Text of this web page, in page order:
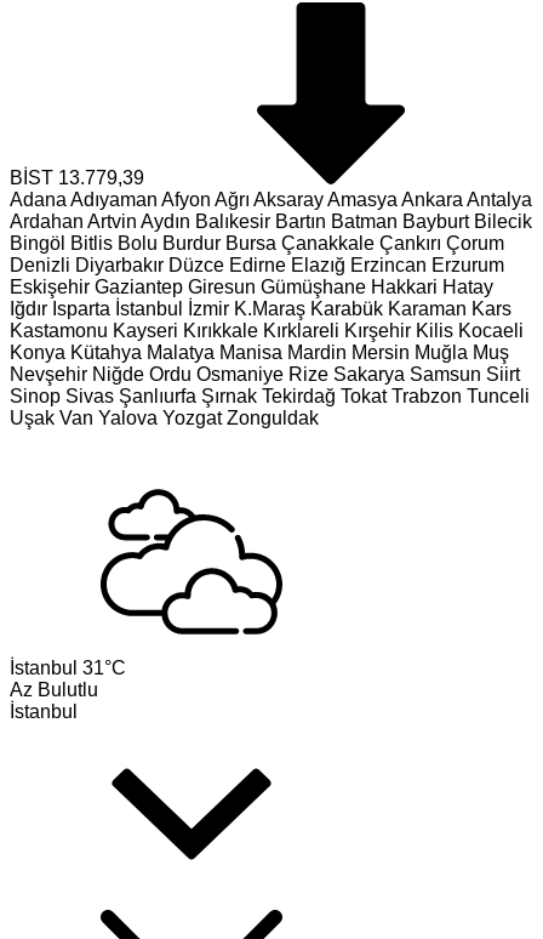
BİST 13.779,39
Adana Adıyaman Afyon Ağrı AksarayAmasya Ankara Antalya
Ardahan Artvin Aydın Balıkesir Bartın Batman Bayburt Bilecik
Bingöl Bitlis Bolu Burdur Bursa Çanakkale Çankırı Çorum
Denizli Diyarbakır Düzce Edirne Elazığ Erzincan Erzurum
Eskişehir Gaziantep Giresun Gümüşhane Hakkari Hatay
Iğdır Isparta İstanbul İzmir K.Maraş Karabük Karaman Kars
Kastamonu Kayseri Kırıkkale Kırklareli Kırşehir Kilis Kocaeli
Konya Kütahya Malatya Manisa Mardin Mersin Muğla Muş
Nevşehir Niğde Ordu Osmaniye Rize Sakarya Samsun Siirt
Sinop Sivas Şanlıurfa Şırnak Tekirdağ Tokat Trabzon Tunceli
Uşak Van Yalova Yozgat Zonguldak
İstanbul 31°C
Az Bulutlu
İstanbul